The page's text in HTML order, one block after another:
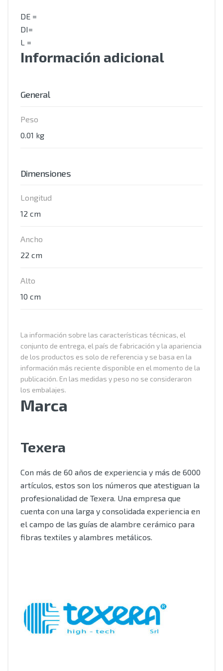
DE =
DI=
L =
Información adicional
General
Peso
0.01 kg
Dimensiones
Longitud
12 cm
Ancho
22 cm
Alto
10 cm
La información sobre las características técnicas, el
conjunto de entrega, el país de fabricación y la apariencia
de los productos es solo de referencia y se basa en la
información más reciente disponible en el momento de la
publicación. En las medidas y peso no se consideraron
los embalajes.
Marca
Texera
Con más de 60 años de experiencia y más de 6000
artículos, estos son los números que atestiguan la
profesionalidad de Texera. Una empresa que
cuenta con una larga y consolidada experiencia en
el campo de las guías de alambre cerámico para
fibras textiles y alambres metálicos.